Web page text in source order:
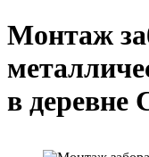
Монтаж
в деревне